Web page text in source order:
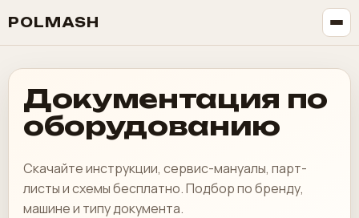
POLMASH
Документация по
оборудованию
Скачайте инструкции, сервис-мануалы, парт-
листы и схемы бесплатно. Подбор по бренду,
машине и типу документа.